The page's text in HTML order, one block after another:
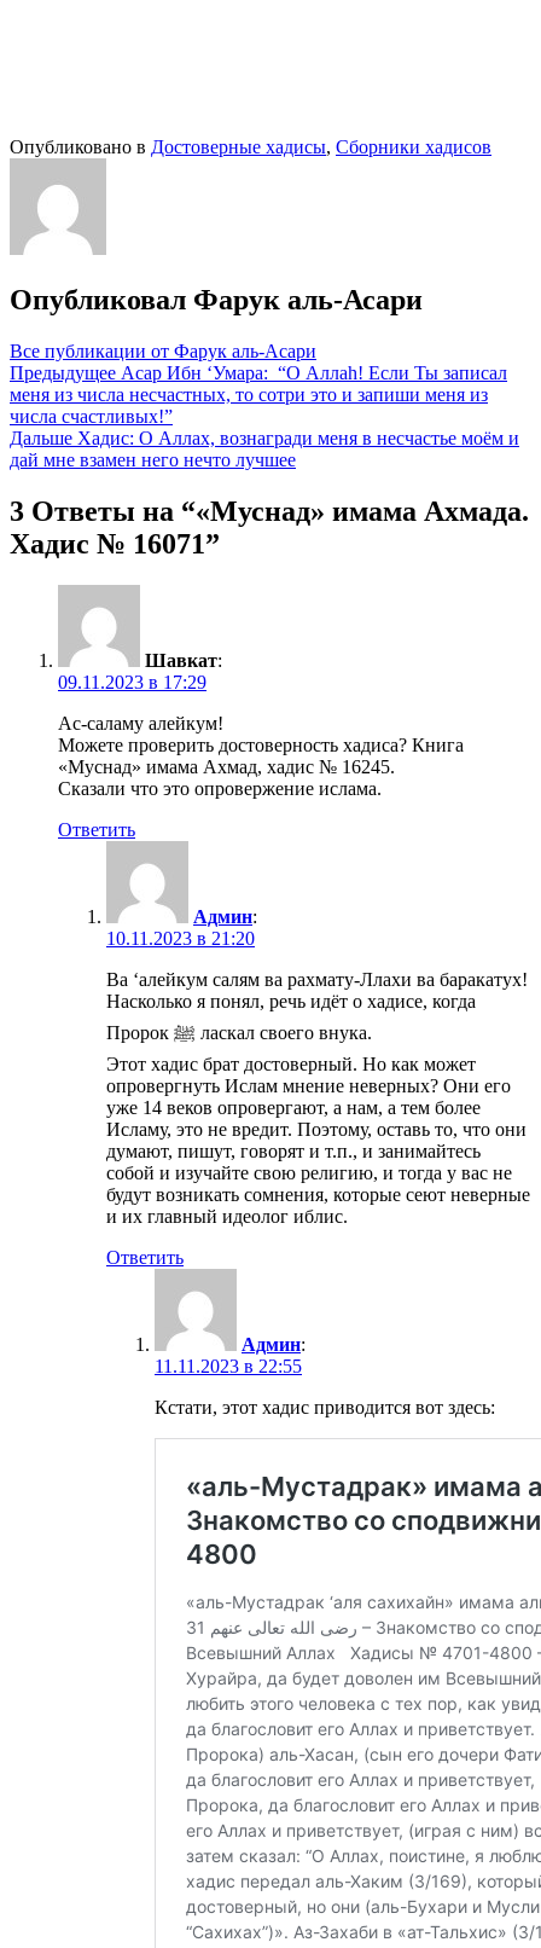
Опубликовано в Достоверные хадисы, Сборники хадисов
Опубликовал Фарук аль-Асари
Все публикации от Фарук аль-Асари
Навигация
по
записям
Предыдущее Асар Ибн ‘Умара: “О Аллаh! Если Ты записал
меня из числа несчастных, то сотри это и запиши меня из
числа счастливых!”
Дальше Хадис: О Аллах, вознагради меня в несчастье моём и
дай мне взамен него нечто лучшее
3 Ответы на “«Муснад» имама Ахмада.
Хадис № 16071”
Шавкат:
09.11.2023 в 17:29
Ас-саламу алейкум!
Можете проверить достоверность хадиса? Книга
«Муснад» имама Ахмад, хадис № 16245.
Сказали что это опровержение ислама.
Ответить
Админ:
10.11.2023 в 21:20
Ва ‘алейкум салям ва рахмату-Ллахи ва баракатух!
Насколько я понял, речь идёт о хадисе, когда
Пророк ﷺ ласкал своего внука.
Этот хадис брат достоверный. Но как может
опровергнуть Ислам мнение неверных? Они его
уже 14 веков опровергают, а нам, а тем более
Исламу, это не вредит. Поэтому, оставь то, что они
думают, пишут, говорят и т.п., и занимайтесь
собой и изучайте свою религию, и тогда у вас не
будут возникать сомнения, которые сеют неверные
и их главный идеолог иблис.
Ответить
Админ:
11.11.2023 в 22:55
Кстати, этот хадис приводится вот здесь: